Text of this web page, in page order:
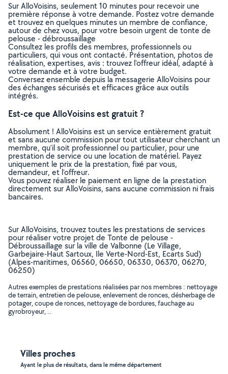
Sur AlloVoisins, seulement 10 minutes pour recevoir une
première réponse à votre demande. Postez votre demande
et trouvez en quelques minutes un membre de confiance,
autour de chez vous, pour votre besoin urgent de tonte de
pelouse - débroussaillage
Consultez les profils des membres, professionnels ou
particuliers, qui vous ont contacté. Présentation, photos de
réalisation, expertises, avis : trouvez l'offreur idéal, adapté à
votre demande et à votre budget.
Conversez ensemble depuis la messagerie AlloVoisins pour
des échanges sécurisés et efficaces grâce aux outils
intégrés.
Est-ce que AlloVoisins est gratuit ?
Absolument ! AlloVoisins est un service entièrement gratuit
et sans aucune commission pour tout utilisateur cherchant un
membre, qu’il soit professionnel ou particulier, pour une
prestation de service ou une location de matériel. Payez
uniquement le prix de la prestation, fixé par vous,
demandeur, et l’offreur.
Vous pouvez réaliser le paiement en ligne de la prestation
directement sur AlloVoisins, sans aucune commission ni frais
bancaires.
Sur AlloVoisins, trouvez toutes les prestations de services
pour réaliser votre projet de Tonte de pelouse -
Débroussaillage sur la ville de Valbonne (Le Village,
Garbejaire-Haut Sartoux, Ile Verte-Nord-Est, Ecarts Sud)
(Alpes-maritimes, 06560, 06650, 06330, 06370, 06270,
06250)
Autres exemples de prestations réalisées par nos membres : nettoyage
de terrain, entretien de pelouse, enlevement de ronces, désherbage de
potager, coupe de ronces, nettoyage de bordures, fauchage au
gyrobroyeur, ..
Villes proches
Ayant le plus de résultats, dans le même département